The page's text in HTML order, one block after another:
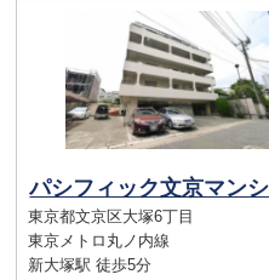
東京都文京区大塚6丁目
東京メトロ丸ノ内線
新大塚駅 徒歩5分